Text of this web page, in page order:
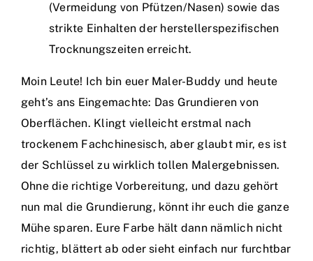
(Vermeidung von Pfützen/Nasen) sowie das
strikte Einhalten der herstellerspezifischen
Trocknungszeiten erreicht.
Moin Leute! Ich bin euer Maler-Buddy und heute
geht’s ans Eingemachte: Das Grundieren von
Oberflächen. Klingt vielleicht erstmal nach
trockenem Fachchinesisch, aber glaubt mir, es ist
der Schlüssel zu wirklich tollen Malergebnissen.
Ohne die richtige Vorbereitung, und dazu gehört
nun mal die Grundierung, könnt ihr euch die ganze
Mühe sparen. Eure Farbe hält dann nämlich nicht
richtig, blättert ab oder sieht einfach nur furchtbar